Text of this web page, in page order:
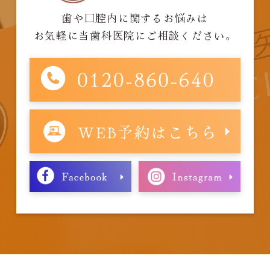
歯や口腔内に関するお悩みは
お気軽に当歯科医院にご相談ください。